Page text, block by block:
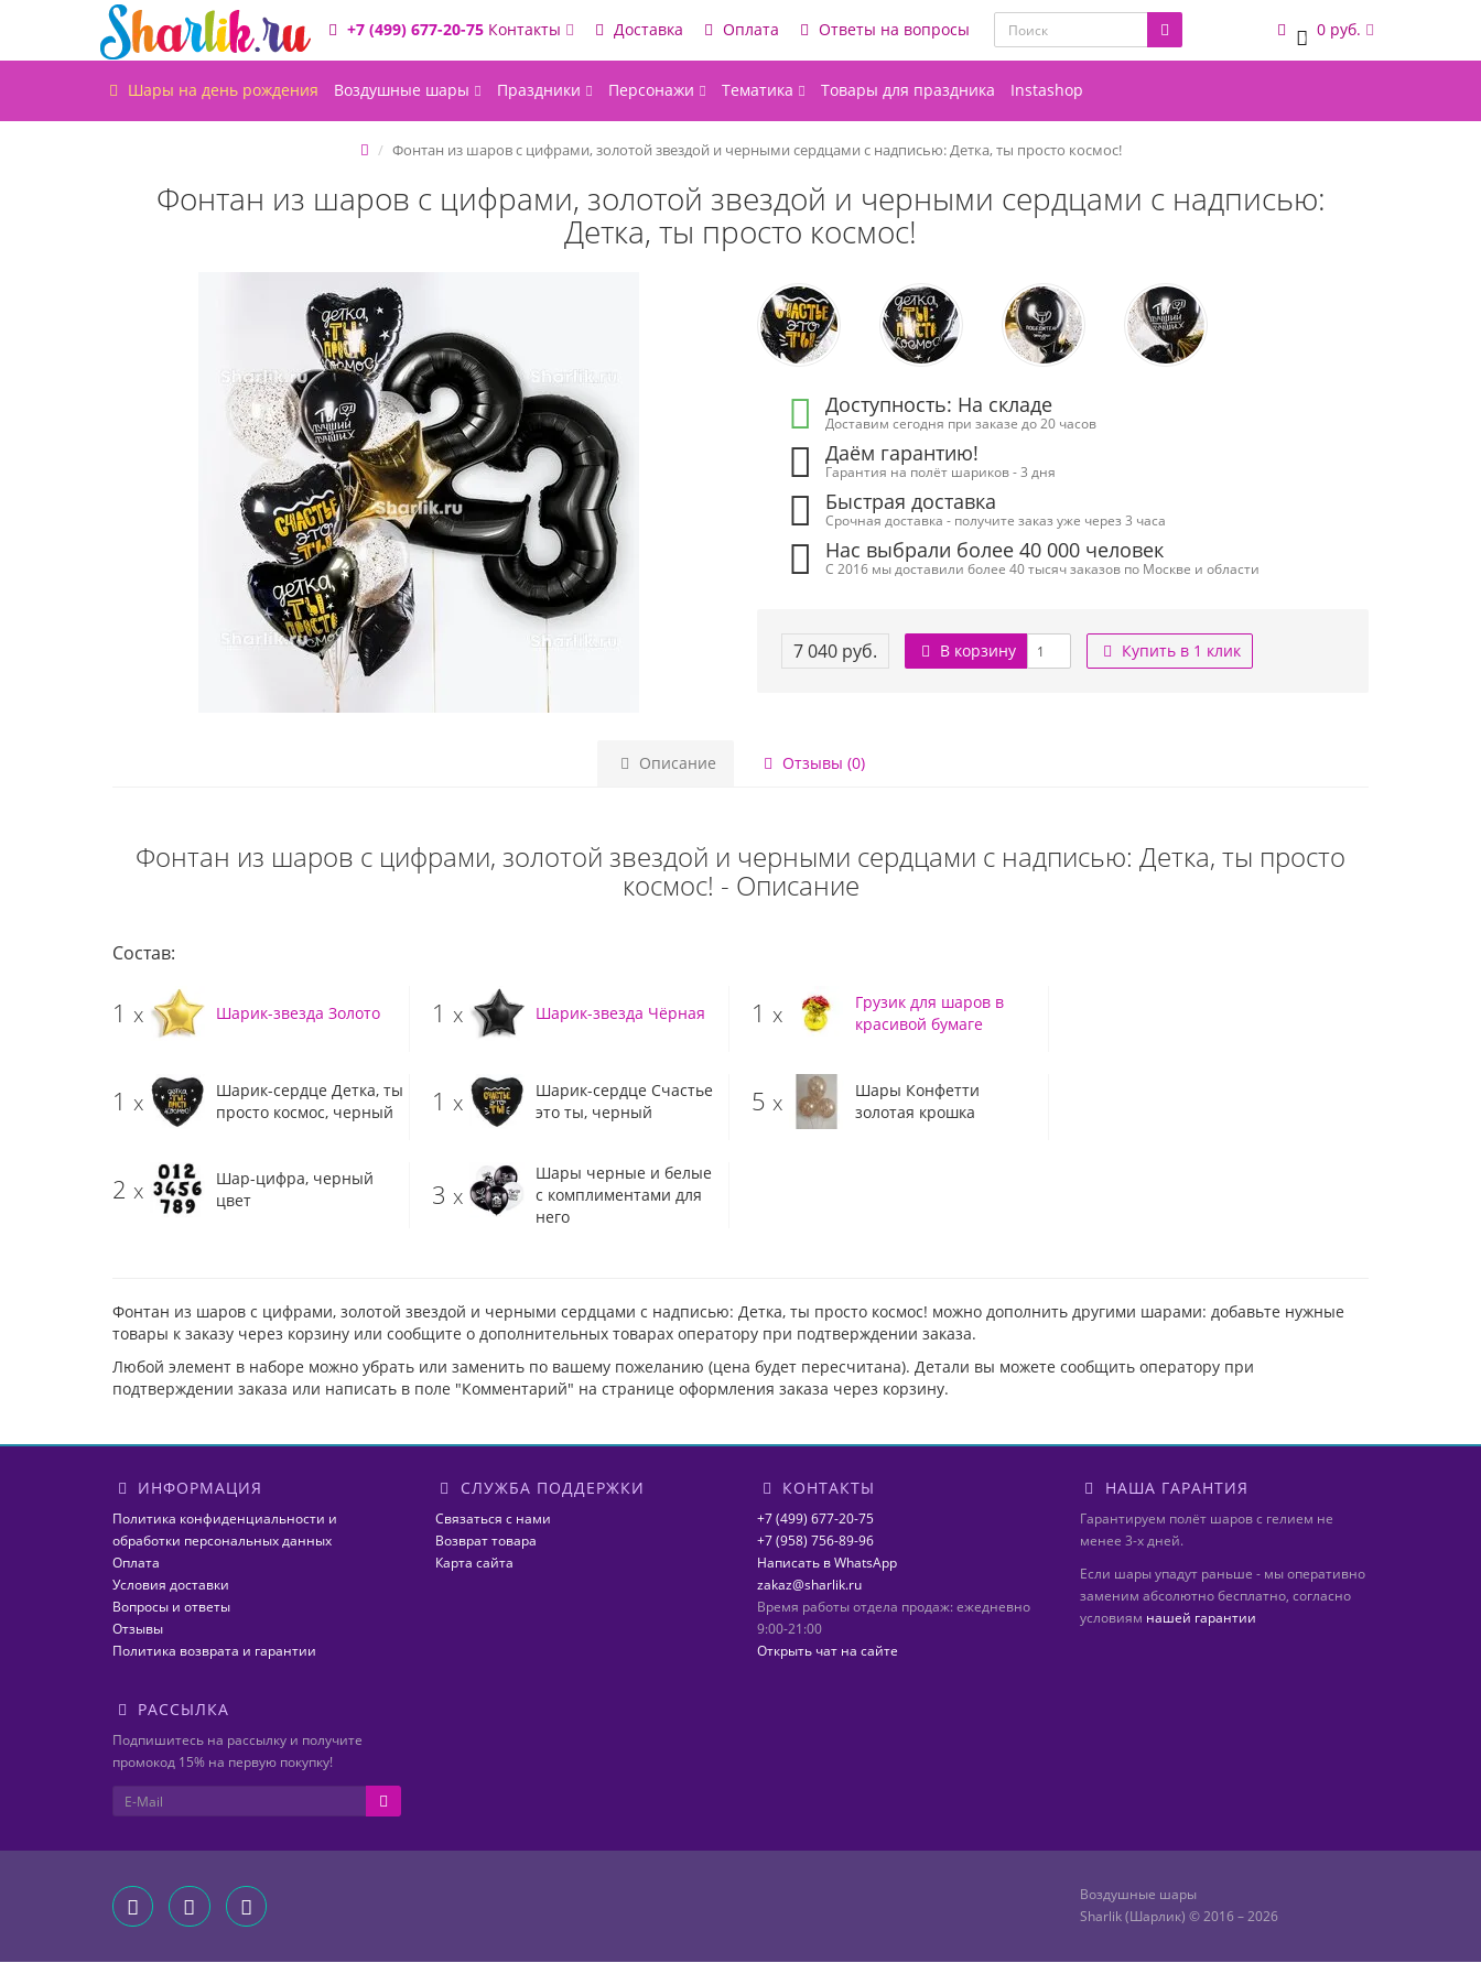
+7 (499) 677-20-75 Контакты Доставка Оплата Ответы на вопросы 0 0 руб.
Шары на день рождения Воздушные шары Праздники Персонажи Тематика Товары для праздника Instashop
Фонтан из шаров с цифрами, золотой звездой и черными сердцами с надписью: Детка, ты просто космос!
Фонтан из шаров с цифрами, золотой звездой и черными сердцами с надписью:
Детка, ты просто космос!
Доступность: На складе
Доставим сегодня при заказе до 20 часов
Даём гарантию!
Гарантия на полёт шариков - 3 дня
Быстрая доставка
Срочная доставка - получите заказ уже через 3 часа
Нас выбрали более 40 000 человек
С 2016 мы доставили более 40 тысяч заказов по Москве и области
7 040 руб. В корзину Купить в 1 клик
Описание Отзывы (0)
Фонтан из шаров с цифрами, золотой звездой и черными сердцами с надписью: Детка, ты просто
космос! - Описание
Состав:
1 x Шарик-звезда Золото 1 x Шарик-звезда Чёрная 1 x
Грузик для шаров в
красивой бумаге
1 x
Шарик-сердце Детка, ты
просто космос, черный
1 x
Шарик-сердце Счастье
это ты, черный
5 x
Шары Конфетти
золотая крошка
2 x
Шар-цифра, черный
цвет
3 x
Шары черные и белые
с комплиментами для
него
Фонтан из шаров с цифрами, золотой звездой и черными сердцами с надписью: Детка, ты просто космос! можно дополнить другими шарами: добавьте нужные
товары к заказу через корзину или сообщите о дополнительных товарах оператору при подтверждении заказа.
Любой элемент в наборе можно убрать или заменить по вашему пожеланию (цена будет пересчитана). Детали вы можете сообщить оператору при
подтверждении заказа или написать в поле "Комментарий" на странице оформления заказа через корзину.
ИНФОРМАЦИЯ
Политика конфиденциальности и
обработки персональных данных
Оплата
Условия доставки
Вопросы и ответы
Отзывы
Политика возврата и гарантии
СЛУЖБА ПОДДЕРЖКИ
Связаться с нами
Возврат товара
Карта сайта
КОНТАКТЫ
+7 (499) 677-20-75
+7 (958) 756-89-96
Написать в WhatsApp
zakaz@sharlik.ru
Время работы отдела продаж: ежедневно
9:00-21:00
Открыть чат на сайте
НАША ГАРАНТИЯ
Гарантируем полёт шаров с гелием не
менее 3-х дней.
Если шары упадут раньше - мы оперативно
заменим абсолютно бесплатно, согласно
условиям нашей гарантии
РАССЫЛКА
Подпишитесь на рассылку и получите
промокод 15% на первую покупку!
Воздушные шары
Sharlik (Шарлик) © 2016 – 2026